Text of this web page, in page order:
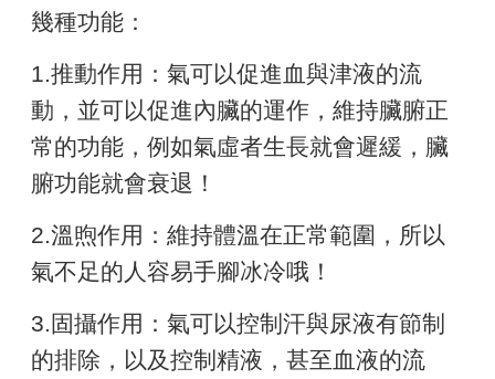
幾種功能：
1.推動作用：氣可以促進血與津液的流
動，並可以促進內臟的運作，維持臟腑正
常的功能，例如氣虛者生長就會遲緩，臟
腑功能就會衰退！
2.溫煦作用：維持體溫在正常範圍，所以
氣不足的人容易手腳冰冷哦！
3.固攝作用：氣可以控制汗與尿液有節制
的排除，以及控制精液，甚至血液的流